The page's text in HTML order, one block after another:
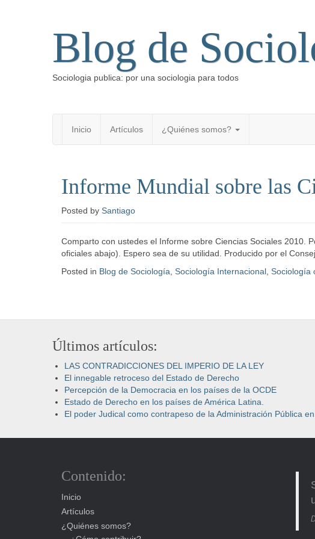
Blog de
Sociologia publica: por una sociologia para todos
Inicio Artículos ¿Quiénes somos?
Informe Mundial sobre las
Posted by Santiago
Comparto con ustedes el Informe sobre Ciencias Sociales 2010.
oficiales abajo). Espero sea de su utilidad. Producido por el
Posted in Blog de Sociología Sociología Internacional Sociología
Últimos artículos:
LAS CONTRADICCIONES DEL IMPERIO DE LA LEY
El innegable retroceso del Estado de Derecho
Percepción de la Democracia en los países de la OCDE
Estado de Derecho en los países de América Latina.
El poder Judical como contrapeso de la Administración Pública
Contenido:
Inicio
Artículos
¿Quiénes somos?